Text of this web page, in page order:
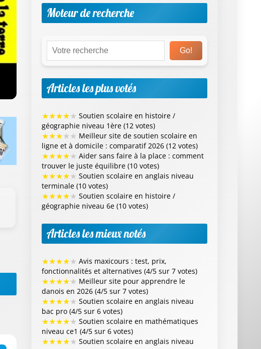
Moteur de recherche
Go!
Articles les plus votés
★★★★★ Soutien scolaire en histoire /
géographie niveau 1ère (12 votes)
★★★★★ Meilleur site de soutien scolaire en
ligne et à domicile : comparatif 2026 (12 votes)
★★★★★ Aider sans faire à la place : comment
trouver le juste équilibre (10 votes)
★★★★★ Soutien scolaire en anglais niveau
terminale (10 votes)
★★★★★ Soutien scolaire en histoire /
géographie niveau 6e (10 votes)
Articles les mieux notés
★★★★★ Avis maxicours : test, prix,
fonctionnalités et alternatives (4/5 sur 7 votes)
★★★★★ Meilleur site pour apprendre le
danois en 2026 (4/5 sur 7 votes)
★★★★★ Soutien scolaire en anglais niveau
bac pro (4/5 sur 6 votes)
★★★★★ Soutien scolaire en mathématiques
niveau ce1 (4/5 sur 6 votes)
★★★★★ Soutien scolaire en anglais niveau